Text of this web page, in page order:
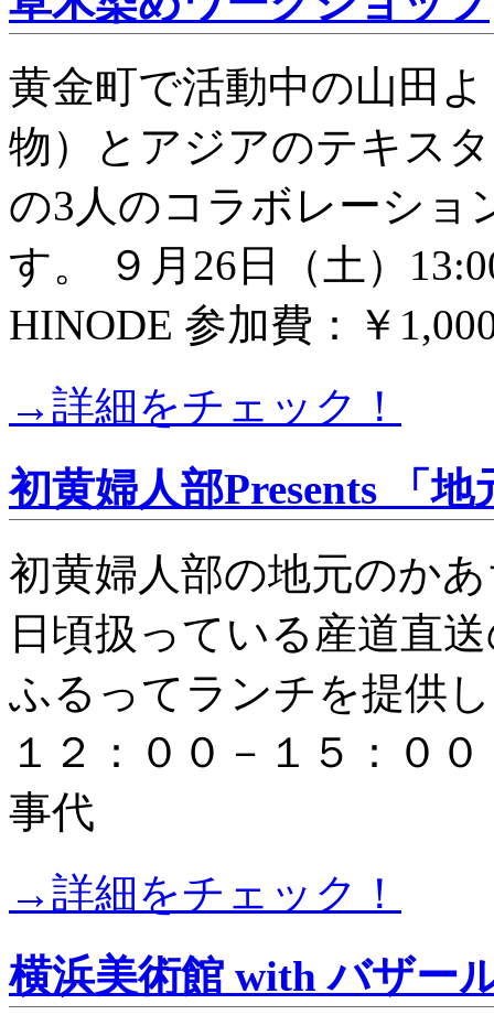
黄金町で活動中の山田
物）とアジアのテキス
の3人のコラボレーショ
す。 ９月26日（土）
HINODE 参加費：￥
→詳細をチェック！
初黄婦人部Presents 「
初黄婦人部の地元のか
日頃扱っている産道直
ふるってランチを提供
１２：００－１５：０
事代
→詳細をチェック！
横浜美術館 with バザー